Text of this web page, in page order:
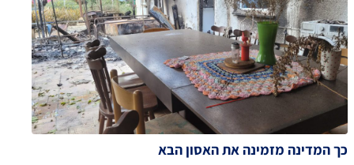
כך המדינה מזמינה את האסון הבא